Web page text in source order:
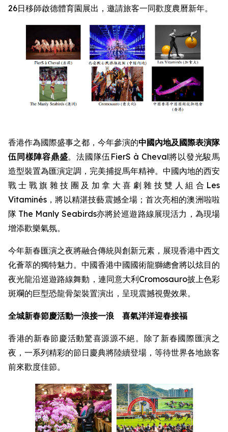
26日移師啟德體育園展出，邀請旅客一同歡度農曆新年。
香港作為國際盛事之都，今年參演的中國內地及國際表演隊
伍同樣陣容鼎盛。法國隊伍FierS à Cheval將以發光駿馬
造型裝置為匯演定調，完美捕捉馬年精神。中國內地的西安
戰士戰旗雜技團及加拿大喜劇雜技雙人組合Les
Vitaminés，將以精湛技藝震撼全場；首次亮相的澳洲啦啦
隊 The Manly Seabirds亦將於巡遊路線展現活力，為現場
增添歡樂氣氛。
今年新春匯演之夜將融合傳統與創新元素，展現香港中西文
化薈萃的獨特魅力。中國香港中國國術龍獅總會將以炫目的
夜光龍沿巡遊路線舞動，連同意大利Cromosauro披上色彩
斑斕的巨型恐龍骨架裝置演出，呈現震撼視覺效果。
全城新春節慶活動一浪接一浪 喜氣洋洋迎春接福
香港的新春節慶活動驚喜源源不絕。除了新春國際匯演之
夜，一系列精彩的節日慶典將陸續登場，等待世界各地旅客
前來歡度佳節。